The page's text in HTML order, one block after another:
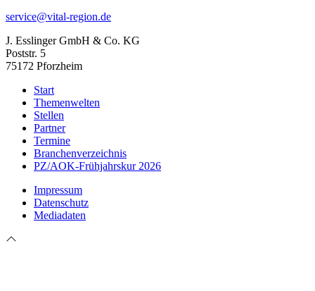
service@vital-region.de
J. Esslinger GmbH & Co. KG
Poststr. 5
75172 Pforzheim
Start
Themenwelten
Stellen
Partner
Termine
Branchenverzeichnis
PZ/AOK-Frühjahrskur 2026
Impressum
Datenschutz
Mediadaten